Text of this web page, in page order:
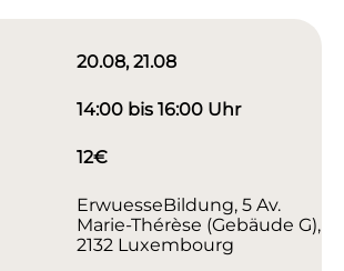
20.08, 21.08
14:00 bis 16:00 Uhr
12€
ErwuesseBildung, 5 Av.
Marie-Thérèse (Gebäude G),
2132 Luxembourg